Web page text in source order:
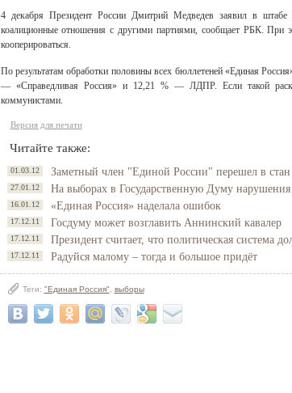
4 декабря Президент России Дмитрий Медведев заявил в штабе
коалиционные отношения с другими партиями, сообщает РБК. При
кооперироваться.
По результатам обработки половины всех бюллетеней «Единая
— «Справедливая Россия» и 12,21 % — ЛДПР. Если такой
коммунистами.
Версия для печати
Читайте также:
01.03.12 Заметный член "Единой России" перешел в
27.01.12 На выборах в Государственную Думу
16.01.12 «Единая Россия» наделала ошибок
17.12.11 Госдуму может возглавить Аннинский кавалер
17.12.11 Президент считает, что политическая система
17.12.11 Радуйся малому – тогда и большое придёт
Теги: "Единая Россия" выборы